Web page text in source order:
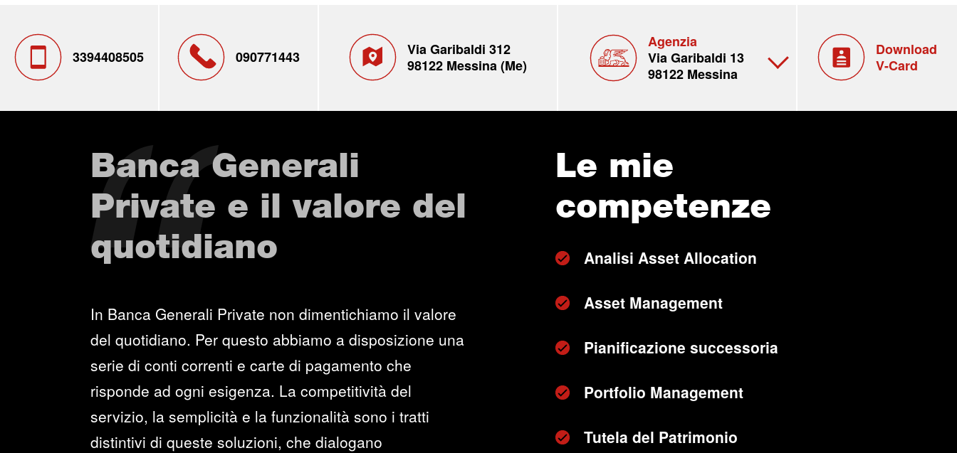
3394408505 090771443
Via Garibaldi 312
98122 Messina (Me)
Agenzia
Via Garibaldi 13
98122 Messina
Download
V-Card
Banca Generali
Private e il valore del
quotidiano
In Banca Generali Private non dimentichiamo il valore
del quotidiano. Per questo abbiamo a disposizione una
serie di conti correnti e carte di pagamento che
risponde ad ogni esigenza. La competitività del
servizio, la semplicità e la funzionalità sono i tratti
distintivi di queste soluzioni, che dialogano
Le mie
competenze
Analisi Asset Allocation
Asset Management
Pianificazione successoria
Portfolio Management
Tutela del Patrimonio